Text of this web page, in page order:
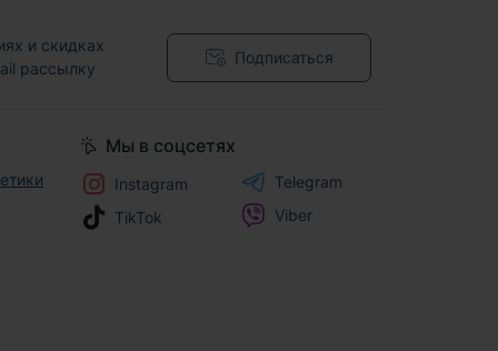
и скидках
рассылку
Подписаться
Мы в соцсетях
Instagram
TikTok
Telegram
Viber